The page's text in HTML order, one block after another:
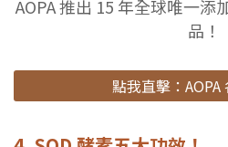
AOPA 推出 15 年全球唯一添
品！
點我直擊：AOPA